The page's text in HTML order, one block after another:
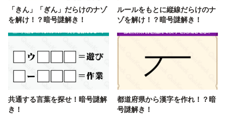
「きん」「ぎん」だらけのナゾ
を解け！？暗号謎解き！
ルールをもとに縦線だらけのナ
ゾを解け！？暗号謎解き！
共通する言葉を探せ！暗号謎解
き！
都道府県から漢字を作れ！？暗
号謎解き！